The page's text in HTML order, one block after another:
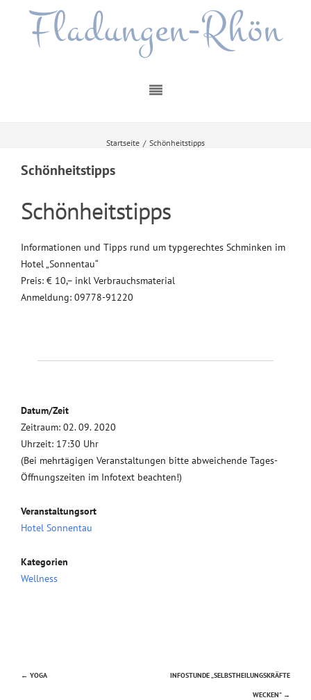
Fladungen-Rhön
Startseite / Schönheitstipps
Schönheitstipps
Schönheitstipps
Informationen und Tipps rund um typgerechtes Schminken im
Hotel „Sonnentau“
Preis: € 10,– inkl Verbrauchsmaterial
Anmeldung: 09778-91220
Datum/Zeit
Zeitraum: 02. 09. 2020
Uhrzeit: 17:30 Uhr
(Bei mehrtägigen Veranstaltungen bitte abweichende Tages-
Öffnungszeiten im Infotext beachten!)
Veranstaltungsort
Hotel Sonnentau
Kategorien
Wellness
Beitragsnavigation
← YOGA INFOSTUNDE „SELBSTHEILUNGSKRÄFTE
WECKEN“ →